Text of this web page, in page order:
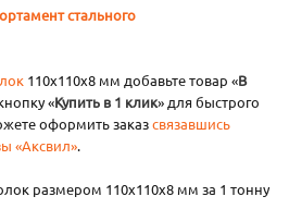
стального
110х110х8 мм добавьте товар «В
«Купить в 1 клик» для быстрого
оформить заказсвязавшись
«Аксвил».
размером 110х110х8 мм за 1 тонну